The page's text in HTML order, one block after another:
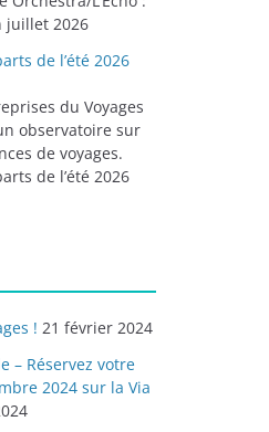
juillet 2026
de l’été 2026
du Voyages
observatoire sur
de voyages.
de l’été 2026
! 21 février 2024
– Réservez votre
2024 sur la Via